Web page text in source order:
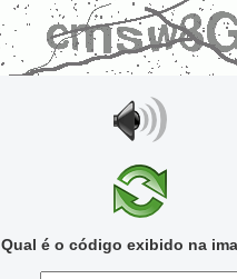
Qual é o código exibido na